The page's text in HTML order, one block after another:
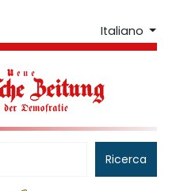
Italiano
Ricerca